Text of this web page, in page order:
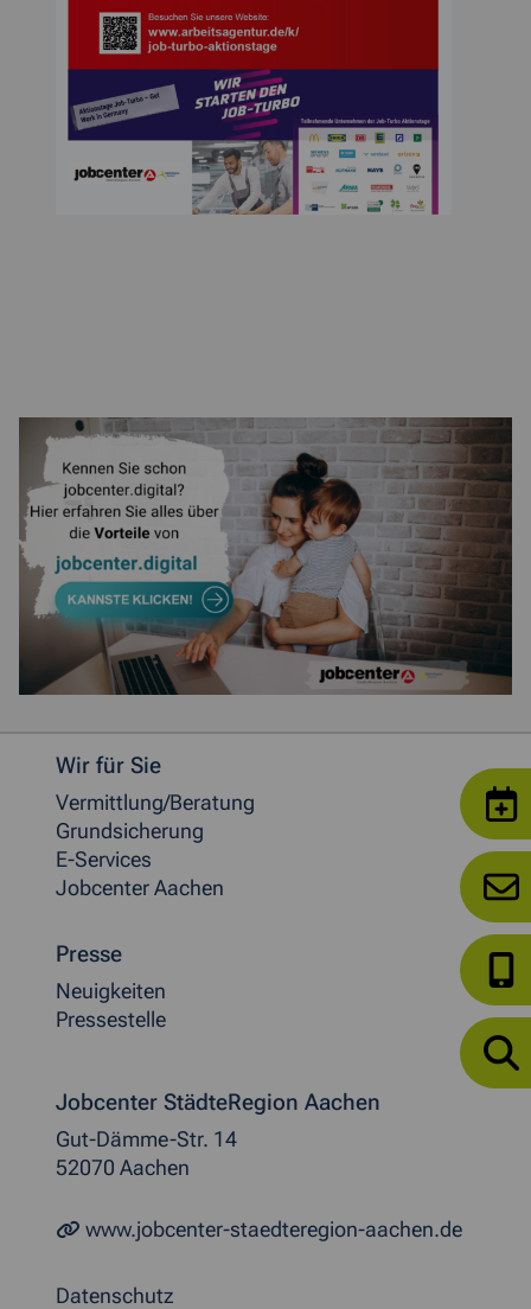
Weitere allgemeine Informationen
Wir für Sie
Vermittlung/Beratung
Grundsicherung
E-Services
Jobcenter Aachen
Presse
Neuigkeiten
Pressestelle
Jobcenter StädteRegion Aachen
Gut-Dämme-Str. 14
52070 Aachen
www.jobcenter-staedteregion-aachen.de
Datenschutz